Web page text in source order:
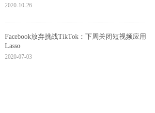
2020-10-26
Facebook放弃挑战TikTok：下周关闭短视频应用
Lasso
2020-07-03